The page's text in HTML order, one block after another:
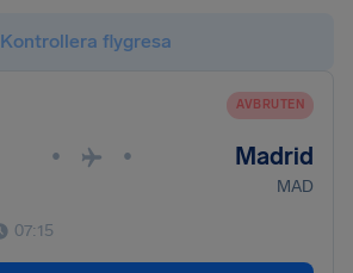
Kontrollera flygresa
AVBRUTEN
• • Madrid
MAD
07:15